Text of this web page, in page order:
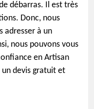
débarras. Il est très
Donc, nous
adresser à un
nous pouvons vous
en Artisan
un devis gratuit et